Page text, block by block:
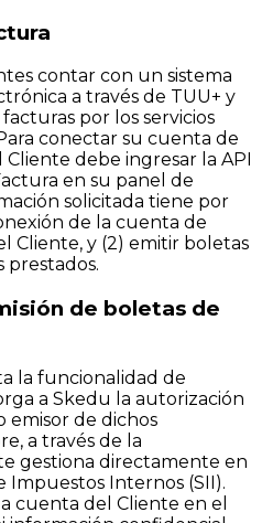
contar con un sistema
a través de TUU+ y
por los servicios
conectar su cuenta de
debe ingresar la API
en su panel de
solicitada tiene por
de la cuenta de
Cliente, y (2) emitir boletas
prestados.
de boletas de
la funcionalidad de
a Skedu la autorización
emisor de dichos
a través de la
gestiona directamente en
Impuestos Internos (SII).
cuenta del Cliente en el